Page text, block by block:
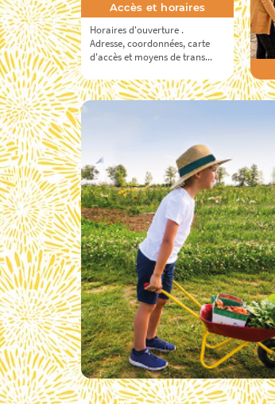
Accès et horaires
Horaires d'ouverture .
Adresse, coordonnées, carte
d'accès et moyens de trans...